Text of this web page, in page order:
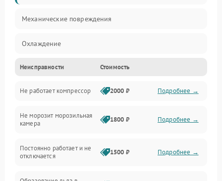
Механические повреждения
Охлаждение
Механика
Электропитание
Дренаж
Неисправности Стоимость
Не работает компрессор 2000 ₽ Подробнее →
Не морозит морозильная
камера
1800 ₽ Подробнее →
Постоянно работает и не
отключается
1500 ₽ Подробнее →